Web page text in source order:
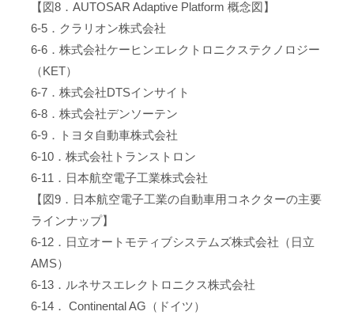
【図8．AUTOSAR Adaptive Platform 概念図】
6-5．クラリオン株式会社
6-6．株式会社ケーヒンエレクトロニクステクノロジー
（KET）
6-7．株式会社DTSインサイト
6-8．株式会社デンソーテン
6-9．トヨタ自動車株式会社
6-10．株式会社トランストロン
6-11．日本航空電子工業株式会社
【図9．日本航空電子工業の自動車用コネクターの主要
ラインナップ】
6-12．日立オートモティブシステムズ株式会社（日立
AMS）
6-13．ルネサスエレクトロニクス株式会社
6-14． Continental AG（ドイツ）